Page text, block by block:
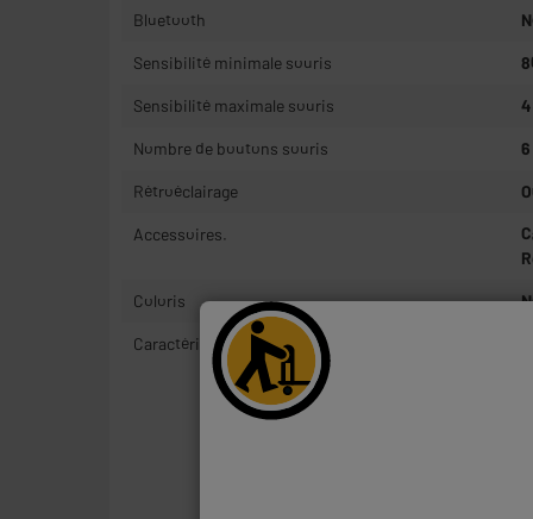
Bluetooth
Sensibilité minimale souris
Sensibilité maximale souris
Nombre de boutons souris 6
Rétroéclairage
Accessoires.
Coloris
Caractéristiques complémentaires